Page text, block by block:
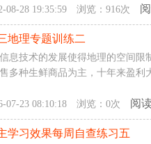
08-28 19:35:59 浏览：916次
地理专题训练二
息技术的发展使得地理的空间限
多种生鲜商品为主，十年来盈利
07-23 08:10:18 浏览：0次 阅
学习效果每周自查练习五